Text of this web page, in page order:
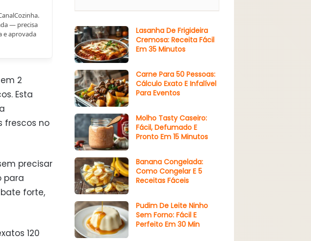
— precisa
e aprovada
2
Esta
frescos no
precisar
para
forte,
120
Lasanha De Frigideira
Cremosa: Receita Fácil
Em 35 Minutos
Carne Para 50 Pessoas:
Cálculo Exato E Infalível
Para Eventos
Molho Tasty Caseiro:
Fácil, Defumado E
Pronto Em 15 Minutos
Banana Congelada:
Como Congelar E 5
Receitas Fáceis
Pudim De Leite Ninho
Sem Forno: Fácil E
Perfeito Em 30 Min